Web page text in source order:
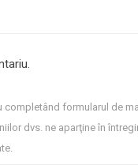
completând formularul de
dvs. ne aparţine în